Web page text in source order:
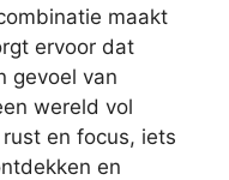
maakt
ervoor dat
gevoel van
wereld vol
en focus, iets
en